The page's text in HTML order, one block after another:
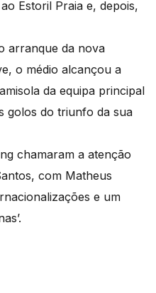
Estoril Praia e, depois,
arranque da nova
o médio alcançou a
da equipa principal
golos do triunfo da sua
chamaram a atenção
com Matheus
e um